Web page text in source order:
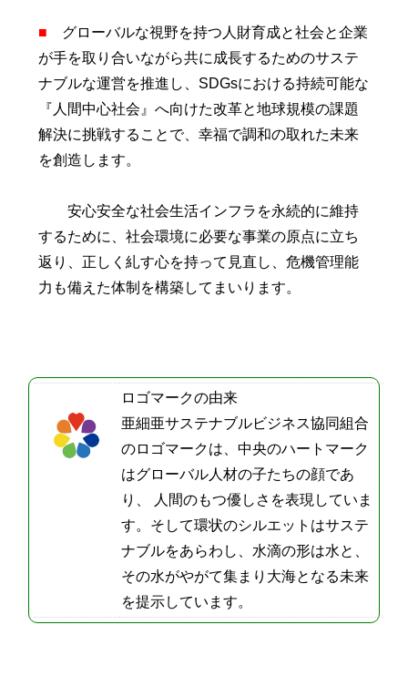
■ グローバルな視野を持つ人財育成と社会と企業
が手を取り合いながら共に成長するためのサステ
ナブルな運営を推進し、SDGsにおける持続可能な
『人間中心社会』へ向けた改革と地球規模の課題
解決に挑戦することで、幸福で調和の取れた未来
を創造します。
安心安全な社会生活インフラを永続的に維持
するために、社会環境に必要な事業の原点に立ち
返り、正しく糺す心を持って見直し、危機管理能
力も備えた体制を構築してまいります。
ロゴマークの由来
亜細亜サステナブルビジネス協同組合
のロゴマークは、中央のハートマーク
はグローバル人材の子たちの顔であ
り、 人間のもつ優しさを表現していま
す。そして環状のシルエットはサステ
ナブルをあらわし、水滴の形は水と、
その水がやがて集まり大海となる未来
を提示しています。